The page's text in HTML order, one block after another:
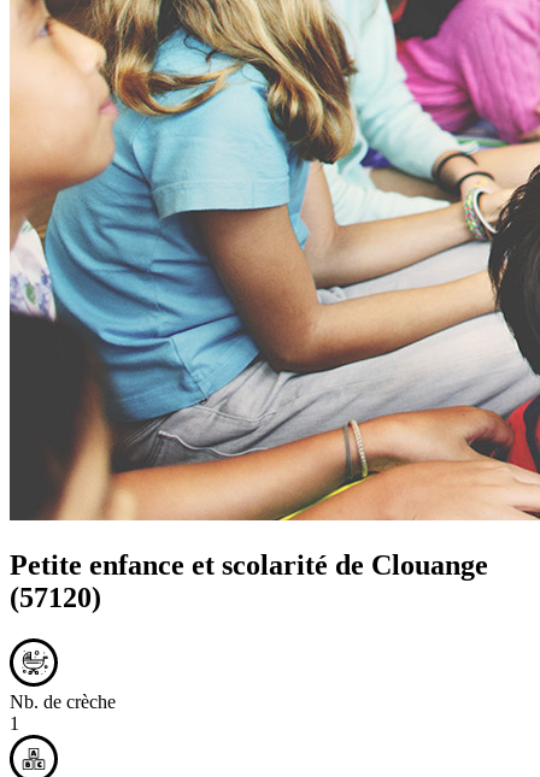
Petite enfance et scolarité de Clouange
(57120)
Nb. de crèche
1